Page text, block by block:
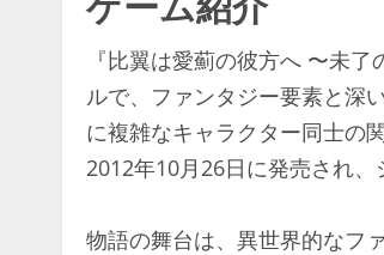
『比翼は愛薊の彼方へ 〜未
ルで、ファンタジー要素と深
に複雑なキャラクター同士の
2012年10月26日に発売され、
物語の舞台は、異世界的なフ